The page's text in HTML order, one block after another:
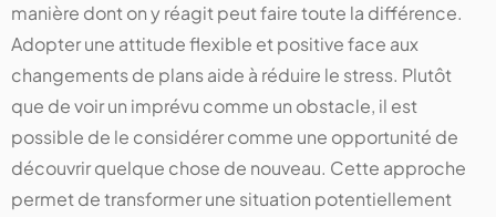
manière dont on y réagit peut faire toute la différence.
Adopter une attitude flexible et positive face aux
changements de plans aide à réduire le stress. Plutôt
que de voir un imprévu comme un obstacle, il est
possible de le considérer comme une opportunité de
découvrir quelque chose de nouveau. Cette approche
permet de transformer une situation potentiellement